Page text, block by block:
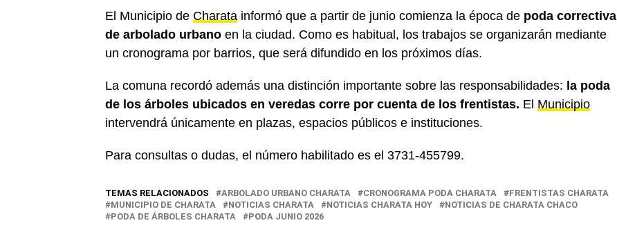
El Municipio de Charata informó que a partir de junio comienza la época de poda correctiva
de arbolado urbano en la ciudad. Como es habitual, los trabajos se organizarán mediante
un cronograma por barrios, que será difundido en los próximos días.
La comuna recordó además una distinción importante sobre las responsabilidades: la poda
de los árboles ubicados en veredas corre por cuenta de los frentistas. El Municipio
intervendrá únicamente en plazas, espacios públicos e instituciones.
Para consultas o dudas, el número habilitado es el 3731-455799.
TEMAS RELACIONADOS ARBOLADO URBANO CHARATA CRONOGRAMA PODA CHARATA
FRENTISTAS CHARATA
MUNICIPIO DE CHARATA
NOTICIAS CHARATA NOTICIAS CHARATA HOY
NOTICIAS DE CHARATA CHACO
PODA DE ÁRBOLES CHARATA
PODA JUNIO 2026